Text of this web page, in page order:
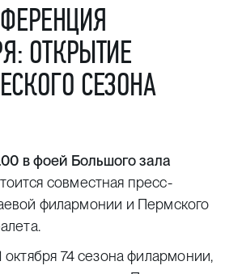
ОТКРЫТИЕ
СЕЗОНА
в фоей Большого зала
совместная пресс-
филармонии и Пермского
октября 74 сезона филармонии,